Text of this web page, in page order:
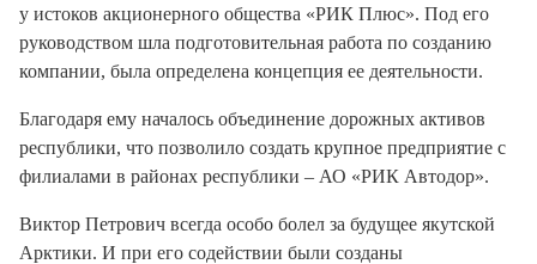
у истоков акционерного общества «РИК Плюс». Под его
руководством шла подготовительная работа по созданию
компании, была определена концепция ее деятельности.
Благодаря ему началось объединение дорожных активов
республики, что позволило создать крупное предприятие с
филиалами в районах республики – АО «РИК Автодор».
Виктор Петрович всегда особо болел за будущее якутской
Арктики. И при его содействии были созданы